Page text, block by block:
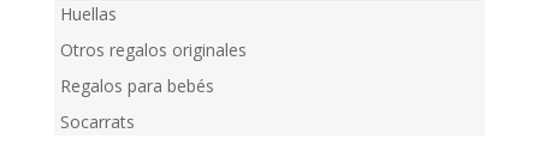
Huellas
Otros regalos originales
Regalos para bebés
Socarrats